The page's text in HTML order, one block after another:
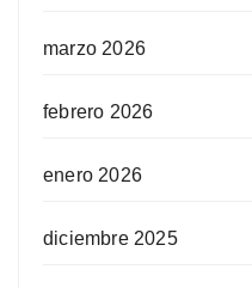
marzo 2026
febrero 2026
enero 2026
diciembre 2025